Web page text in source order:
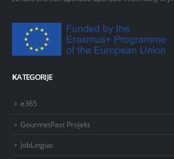
KATEGORIJE
e365
GourmetPast Projekt
JobLinguo